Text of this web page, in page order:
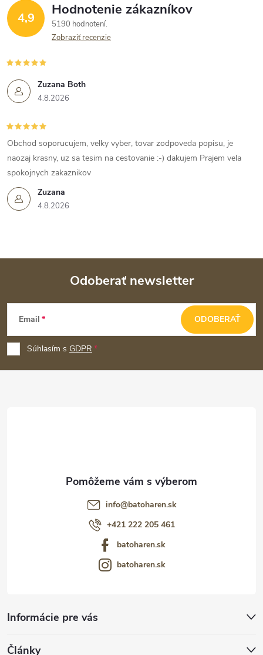
4,9 Hodnotenie zákazníkov
5190 hodnotení
Zobraziť recenzie
Zuzana Both
4.8.2026
Zuzana
4.8.2026
Obchod soporucujem, velky vyber, tovar zodpoveda popisu, je
naozaj krasny, uz sa tesim na cestovanie :-) dakujem Prajem vela
spokojnych zakaznikov
Z
p
ä
Odoberať newsletter
Email
Súhlasím s GDPR
ODOBERAŤ
Informácie pre vás
Články
info@batoharen.sk
+421 222 205 461
batoharen.sk
batoharen.sk